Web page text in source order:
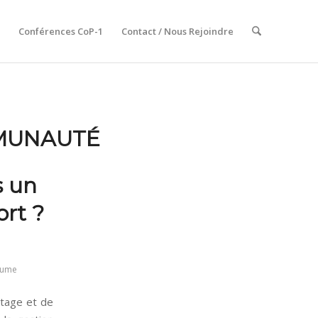
Conférences CoP-1 Contact / Nous Rejoindre
un
?
et de